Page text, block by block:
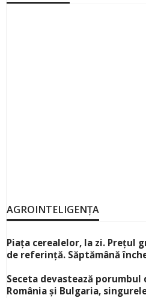
AGROINTELIGENȚA
Piața cerealelor, la zi. Prețul
de referință. Săptămână
Seceta devastează porumbul
România și Bulgaria,